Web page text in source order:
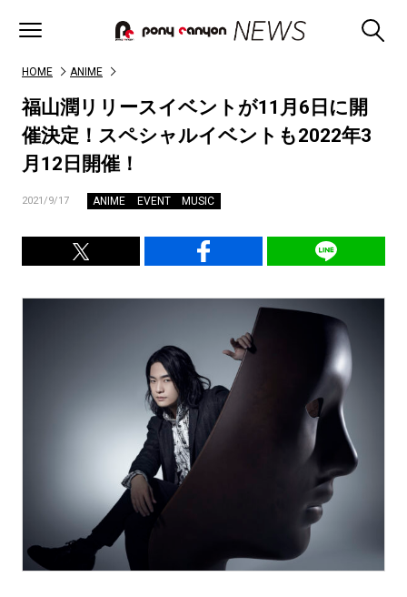
HOME ANIME
福山潤リリースイベントが11月6日に開
催決定！スペシャルイベントも2022年3
月12日開催！
2021/9/17 ANIME EVENT MUSIC